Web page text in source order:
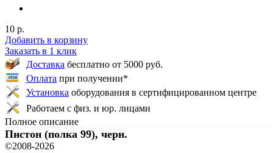
10 р.
Добавить в корзину
Заказать в 1 клик
Доставка бесплатно от 5000 руб.
Оплата при получении*
Установка оборудования в сертифицированном центре
Работаем с физ. и юр. лицами
Полное описание
Пистон (полка 99), черн.
©2008-2026